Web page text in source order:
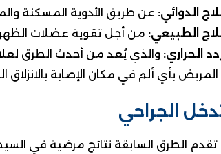
الدوائي: عن طريق الأدوية المسكنة
الطبيعي: من أجل تقوية عضلات
الحراري: والذي يُعد من أحدث الطرق لعلاج
بأي ألم في مكان الإصابة بالانزلاق
الجراحي
تقدم الطرق السابقة نتائج مرضية في